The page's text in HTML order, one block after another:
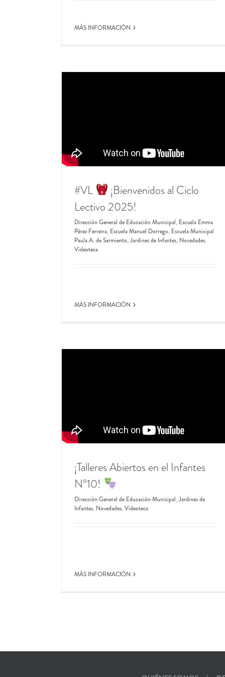
MÁS INFORMACIÓN
#VL
​ ¡Bienvenidos al Ciclo
Lectivo 2025!
Dirección General de Educación Municipal, Escuela Emma
Pérez Ferreira, Escuela Manuel Dorrego, Escuela Municipal
Paula A. de Sarmiento, Jardines de Infantes, Novedades,
Videoteca
MÁS INFORMACIÓN
Infantes Novedades
¡Talleres Abiertos en el Infantes
N°10!
Dirección General de Educación Municipal, Jardines de
Infantes, Novedades, Videoteca
MÁS INFORMACIÓN
Novedades